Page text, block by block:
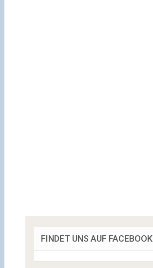
FINDET UNS AUF FACEBOOK